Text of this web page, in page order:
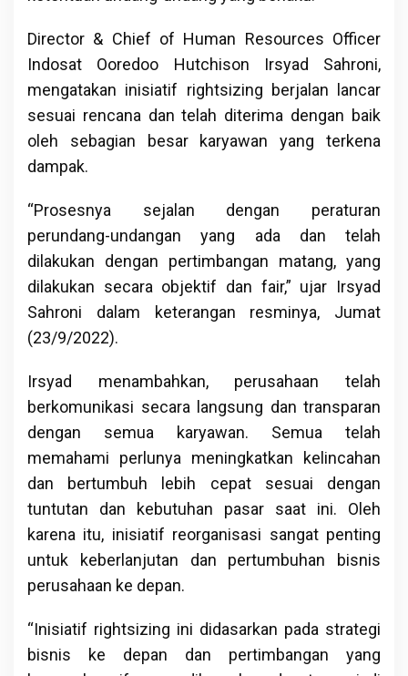
Director & Chief of Human Resources Officer
Indosat Ooredoo Hutchison Irsyad Sahroni,
mengatakan inisiatif rightsizing berjalan lancar
sesuai rencana dan telah diterima dengan baik
oleh sebagian besar karyawan yang terkena
dampak.
“Prosesnya sejalan dengan peraturan
perundang-undangan yang ada dan telah
dilakukan dengan pertimbangan matang, yang
dilakukan secara objektif dan fair,” ujar Irsyad
Sahroni dalam keterangan resminya, Jumat
(23/9/2022).
Irsyad menambahkan, perusahaan telah
berkomunikasi secara langsung dan transparan
dengan semua karyawan. Semua telah
memahami perlunya meningkatkan kelincahan
dan bertumbuh lebih cepat sesuai dengan
tuntutan dan kebutuhan pasar saat ini. Oleh
karena itu, inisiatif reorganisasi sangat penting
untuk keberlanjutan dan pertumbuhan bisnis
perusahaan ke depan.
“Inisiatif rightsizing ini didasarkan pada strategi
bisnis ke depan dan pertimbangan yang